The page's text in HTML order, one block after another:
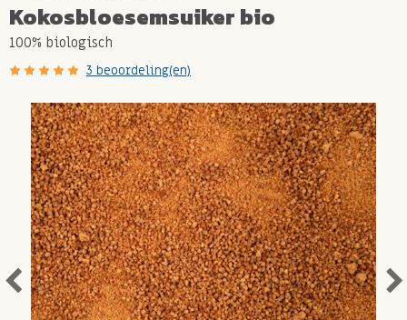
Kokosbloesemsuiker bio
100% biologisch
3 beoordeling(en)